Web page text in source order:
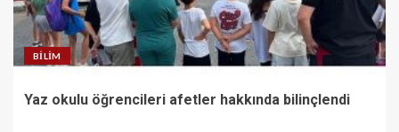
BILIM
Yaz okulu öğrencileri afetler hakkında bilinçlendi